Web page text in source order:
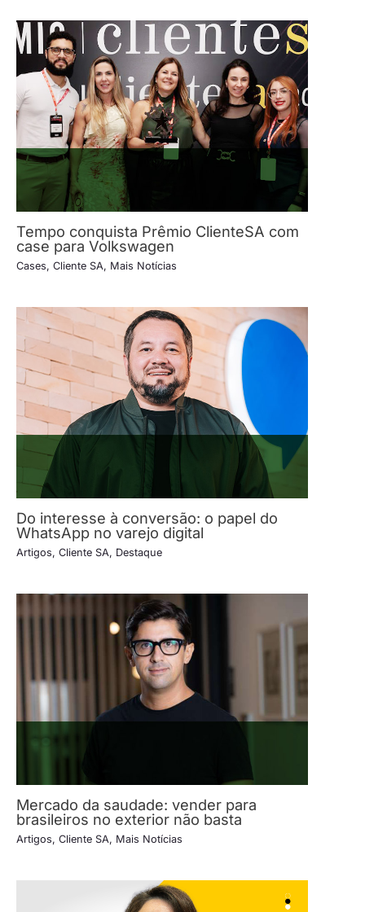
Tempo conquista Prêmio ClienteSA com
case para Volkswagen
Cases, Cliente SA, Mais Notícias
Do interesse à conversão: o papel do
WhatsApp no varejo digital
Artigos, Cliente SA, Destaque
Mercado da saudade: vender para
brasileiros no exterior não basta
Artigos, Cliente SA, Mais Notícias